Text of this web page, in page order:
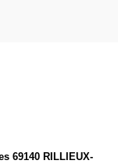
69140 RILLIEUX-